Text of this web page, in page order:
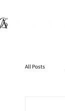
All Posts